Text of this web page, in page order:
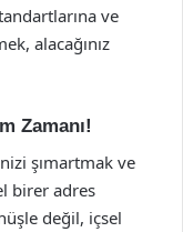
ve
alacağınız
Zamanı!
şımartmak ve
birer adres
değil, içsel